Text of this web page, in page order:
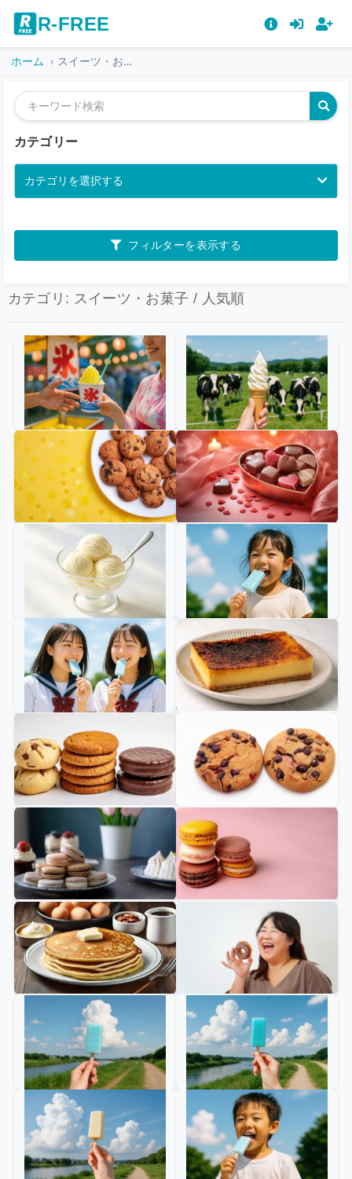
R-FREE
ホーム スイーツ・お菓子
カテゴリー
カテゴリを選択する
フィルターを表示する
カテゴリ: スイーツ・お菓子 / 人気順